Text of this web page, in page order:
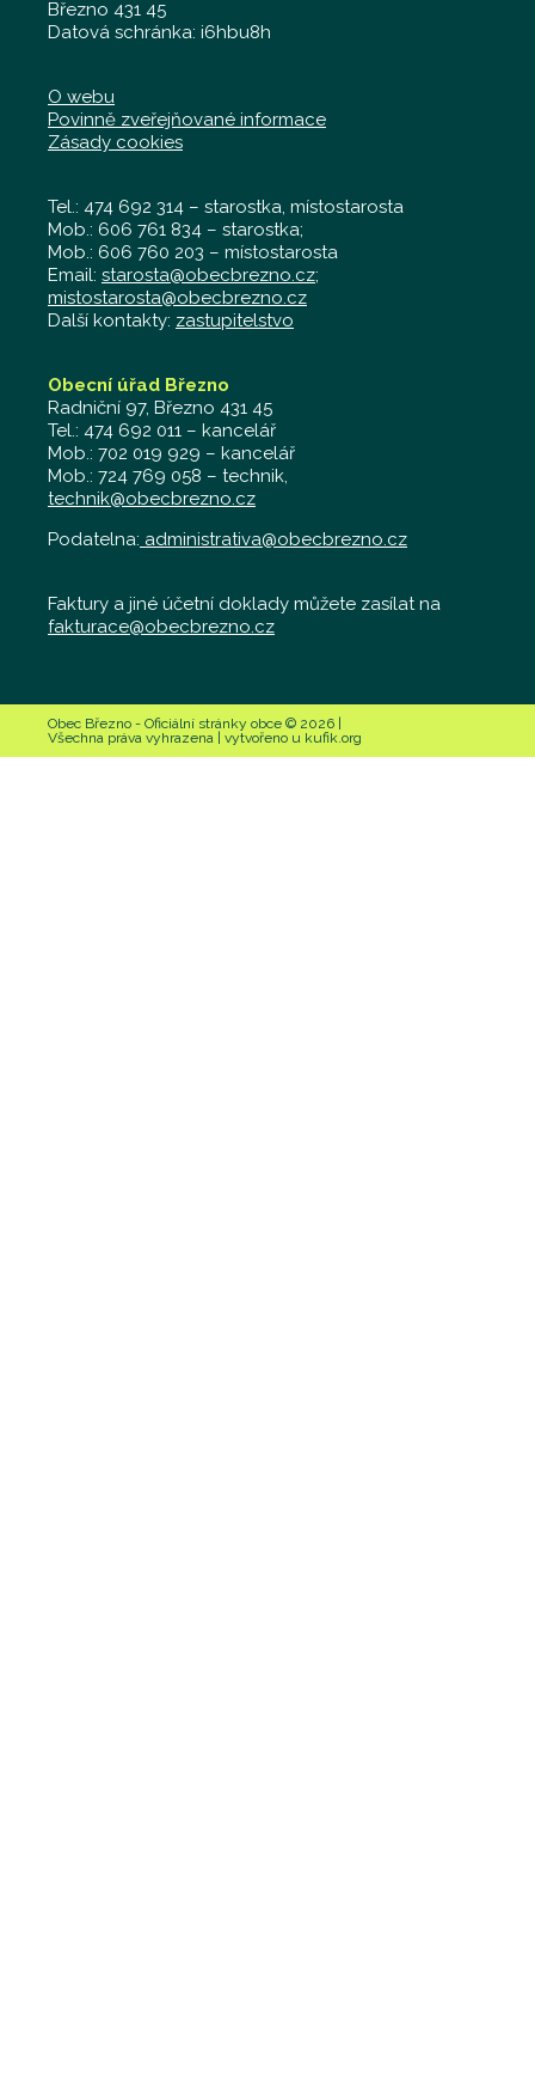
Březno 431 45
Datová schránka: i6hbu8h
O webu
Povinně zveřejňované informace
Zásady cookies
Tel.: 474 692 314 – starostka, místostarosta
Mob.: 606 761 834 – starostka;
Mob.: 606 760 203 – místostarosta
Email: starosta@obecbrezno.cz;
mistostarosta@obecbrezno.cz
Další kontakty: zastupitelstvo
Obecní úřad Březno
Radniční 97, Březno 431 45
Tel.: 474 692 011 – kancelář
Mob.: 702 019 929 – kancelář
Mob.: 724 769 058 – technik,
technik@obecbrezno.cz
Podatelna: administrativa@obecbrezno.cz
Faktury a jiné účetní doklady můžete zasílat na
fakturace@obecbrezno.cz
Obec Březno - Oficiální stránky obce © 2026 |
Všechna práva vyhrazena | vytvořeno u kufik.org